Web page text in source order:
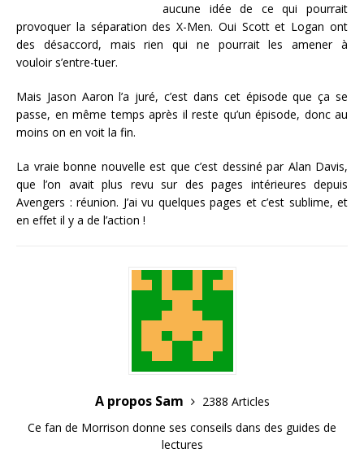
aucune idée de ce qui pourrait
provoquer la séparation des X-Men. Oui Scott et Logan ont
des désaccord, mais rien qui ne pourrait les amener à
vouloir s’entre-tuer.
Mais Jason Aaron l’a juré, c’est dans cet épisode que ça se
passe, en même temps après il reste qu’un épisode, donc au
moins on en voit la fin.
La vraie bonne nouvelle est que c’est dessiné par Alan Davis,
que l’on avait plus revu sur des pages intérieures depuis
Avengers : réunion. J’ai vu quelques pages et c’est sublime, et
en effet il y a de l’action !
A propos Sam
2388 Articles
Ce fan de Morrison donne ses conseils dans des guides de
lectures